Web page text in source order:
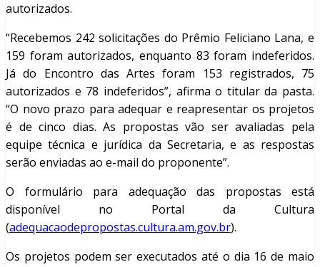
autorizados.
“Recebemos 242 solicitações do Prêmio Feliciano Lana, e
159 foram autorizados, enquanto 83 foram indeferidos.
Já do Encontro das Artes foram 153 registrados, 75
autorizados e 78 indeferidos”, afirma o titular da pasta.
“O novo prazo para adequar e reapresentar os projetos
é de cinco dias. As propostas vão ser avaliadas pela
equipe técnica e jurídica da Secretaria, e as respostas
serão enviadas ao e-mail do proponente”.
O formulário para adequação das propostas está
disponível no Portal da Cultura
(adequacaodepropostas.cultura.am.gov.br).
Os projetos podem ser executados até o dia 16 de maio